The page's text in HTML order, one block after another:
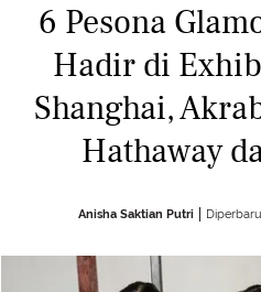
6 Pesona
Hadir di
Shanghai,
Hathaway
Anisha Saktian Putri